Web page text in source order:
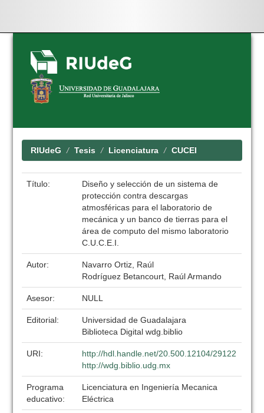
Skip
navigation
RIUdeG Tesis Licenciatura CUCEI
Título:
Diseño y selección de un sistema de
protección contra descargas
atmosféricas para el laboratorio de
mecánica y un banco de tierras para el
área de computo del mismo laboratorio
C.U.C.E.I.
Autor:
Navarro Ortiz, Raúl
Rodríguez Betancourt, Raúl Armando
Asesor: NULL
Editorial:
Universidad de Guadalajara
Biblioteca Digital wdg.biblio
URI:
http://hdl.handle.net/20.500.12104/29122
http://wdg.biblio.udg.mx
Programa
educativo:
Licenciatura en Ingeniería Mecanica
Eléctrica